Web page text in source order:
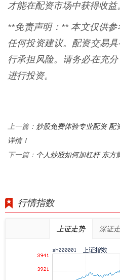
才能在配资市场中获得收益
**免责声明：** 本文仅供
任何投资建议。配资交易
行承担风险。请务必在充
进行投资。
上一篇： 炒股免费体验专业配资 配
详情！
下一篇： 个人炒股如何加杠杆 东方
行情指数
上证走势 深证